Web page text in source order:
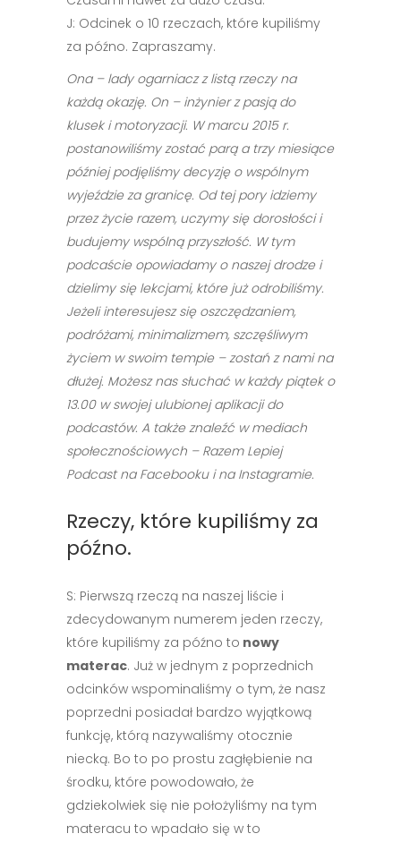
J: Odcinek o 10 rzeczach, które kupiliśmy
za późno. Zapraszamy.
Ona – lady ogarniacz z listą rzeczy na
każdą okazję. On – inżynier z pasją do
klusek i motoryzacji. W marcu 2015 r.
postanowiliśmy zostać parą a trzy miesiące
później podjęliśmy decyzję o wspólnym
wyjeździe za granicę. Od tej pory idziemy
przez życie razem, uczymy się dorosłości i
budujemy wspólną przyszłość. W tym
podcaście opowiadamy o naszej drodze i
dzielimy się lekcjami, które już odrobiliśmy.
Jeżeli interesujesz się oszczędzaniem,
podróżami, minimalizmem, szczęśliwym
życiem w swoim tempie – zostań z nami na
dłużej. Możesz nas słuchać w każdy piątek o
13.00 w swojej ulubionej aplikacji do
podcastów. A także znaleźć w mediach
społecznościowych – Razem Lepiej
Podcast na Facebooku i na Instagramie.
Rzeczy, które kupiliśmy za
późno.
S: Pierwszą rzeczą na naszej liście i
zdecydowanym numerem jeden rzeczy,
które kupiliśmy za późno to nowy
materac. Już w jednym z poprzednich
odcinków wspominaliśmy o tym, że nasz
poprzedni posiadał bardzo wyjątkową
funkcję, którą nazywaliśmy otocznie
niecką. Bo to po prostu zagłębienie na
środku, które powodowało, że
gdziekolwiek się nie położyliśmy na tym
materacu to wpadało się w to